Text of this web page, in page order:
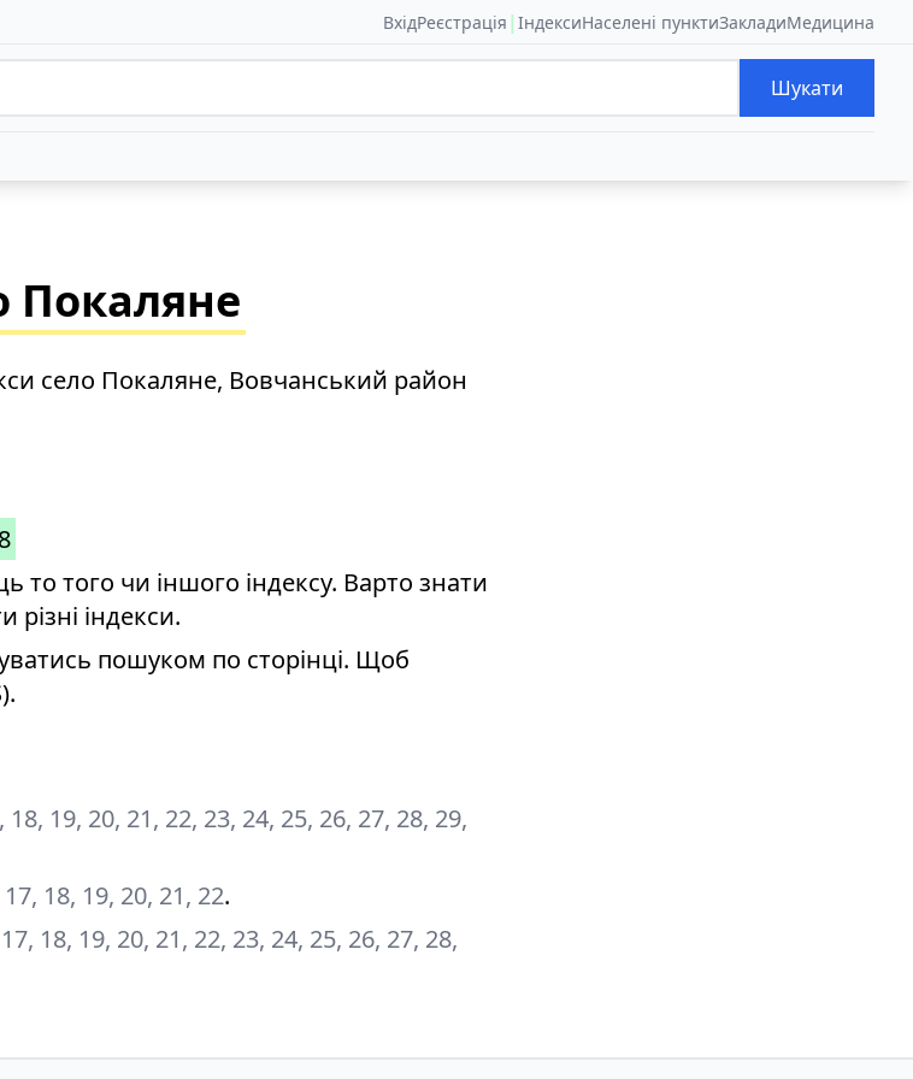
ВхідРеєстрація | ІндексиНаселені пунктиЗакладиМедицина
Шукати
Покаляне
село Покаляне, Вовчанський район
того чи іншого індексу. Варто знати
індекси.
пошуком по сторінці. Щоб
19, 20, 21, 22, 23, 24, 25, 26, 27, 28, 29,
18, 19, 20, 21, 22.
18, 19, 20, 21, 22, 23, 24, 25, 26, 27, 28,